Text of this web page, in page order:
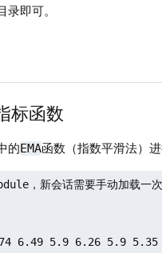
即可。
标函数
的EMA函数（指数平滑法）进
，新会话需要手动加载一
6.49 5.9 6.26 5.9 5.35